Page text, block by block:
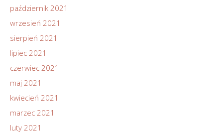
październik 2021
wrzesień 2021
sierpień 2021
lipiec 2021
czerwiec 2021
maj 2021
kwiecień 2021
marzec 2021
luty 2021